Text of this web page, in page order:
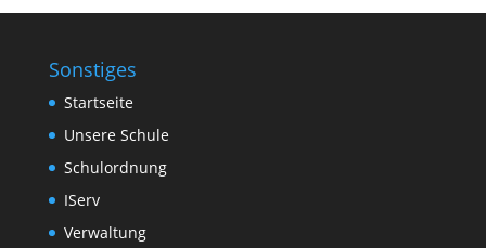
Sonstiges
Startseite
Unsere Schule
Schulordnung
IServ
Verwaltung